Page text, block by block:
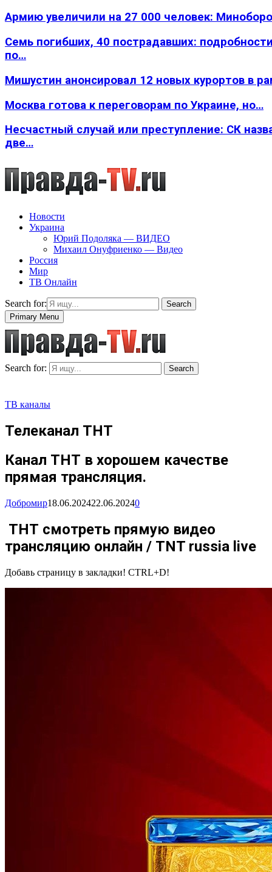
Армию увеличили на 27 000 человек:
Семь погибших, 40 пострадавших:
по…
Мишустин анонсировал 12 новых курортов в
Москва готова к переговорам по Украине, но…
Несчастный случай или преступление: СК
две…
Новости
Украина
Юрий Подоляка — ВИДЕО
Михаил Онуфриенко — Видео
Россия
Мир
ТВ Онлайн
Search for:
Search
Primary Menu
Search for: Search
ТВ каналы
Телеканал ТНТ
Канал ТНТ в хорошем качестве
прямая трансляция.
Добромир18.06.202422.06.20240
ТНТ смотреть прямую видео
трансляцию онлайн / TNT russia live
Добавь страницу в закладки! CTRL+D!